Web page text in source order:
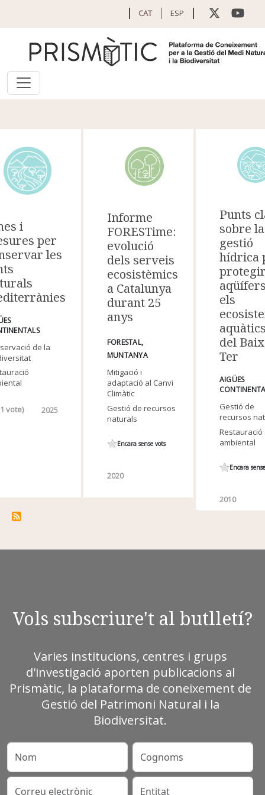
CAT ESP
i
per
les
de la
1 vote) 2025
Informe
FORESTime:
evolució
dels serveis
ecosistèmics
a Catalunya
durant 25
anys
FORESTAL
MUNTANYA
Mitigació i
adaptació al Canvi
Climàtic
Gestió de recursos
naturals
Encara sense vots
2020
Punts
sobre la
gestió
hídrica
els
del Baix
Ter
AIGÜES
Gestió de
recursos
Restauració
ambiental
Encara
2010
Vols subscriure't al butlletí?
Varies institucions, centres i grups
d'investigació aporten publicacions al
Prismàtic, la plataforma de coneixement de
Gestió del Patrimoni Natural i la
Biodiversitat.
Nom Cognoms
Correu electrònic Entitat